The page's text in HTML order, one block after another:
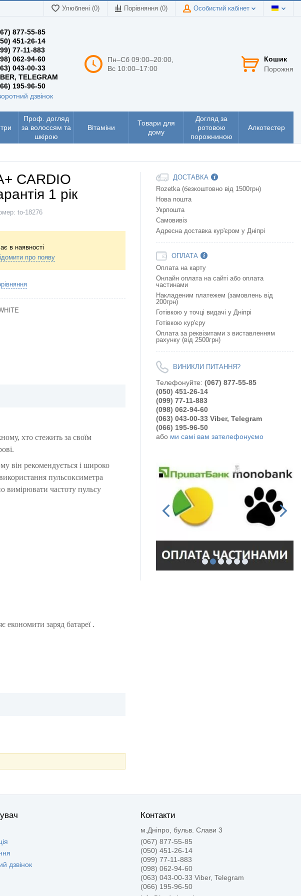
Улюблені (0) Порівняння (0) Особистий кабінет
877-55-85
451-26-14
77-11-883
062-94-60
043-00-33
TELEGRAM
195-96-50
дзвінок
Пн–Сб 09:00–20:00,
Вс 10:00–17:00
Кошик
Порожня
Проф. догляд
за волоссям та
шкірою
Вітаміни
Товари для
дому
Догляд за
ротовою
порожниною
Алкотестер
CARDIO
1 рік
to-18276
в наявності
про появу
хто стежить за своїм
він рекомендується і широко
пульсоксиметра
вимірювати частоту пульсу
економити заряд батареї .
ДОСТАВКА
Rozetka (безкоштовно від 1500грн)
Нова пошта
Укрпошта
Самовивіз
Адресна доставка кур'єром у Дніпрі
ОПЛАТА
Оплата на карту
Онлайн оплата на сайтi або оплата
частинами
Накладеним платежем (замовлень від
200грн)
Готівкою у точці видачі у Дніпрі
Готівкою кур'єру
Оплата за реквізитами з виставленням
рахунку (від 2500грн)
ВИНИКЛИ ПИТАННЯ?
Телефонуйте: (067) 877-55-85
(050) 451-26-14
(099) 77-11-883
(098) 062-94-60
(063) 043-00-33 Viber, Telegram
(066) 195-96-50
або ми самі вам зателефонуємо
дзвінок
Контакти
м.Дніпро, бульв. Слави 3
(067) 877-55-85
(050) 451-26-14
(099) 77-11-883
(098) 062-94-60
(063) 043-00-33 Viber, Telegram
(066) 195-96-50